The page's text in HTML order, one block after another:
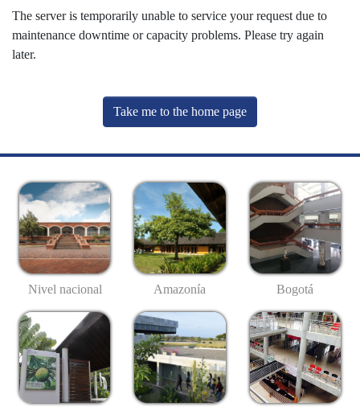
The server is temporarily unable to service your request due to
maintenance downtime or capacity problems. Please try again
later.
Take me to the home page
Nivel nacional Amazonía Bogotá